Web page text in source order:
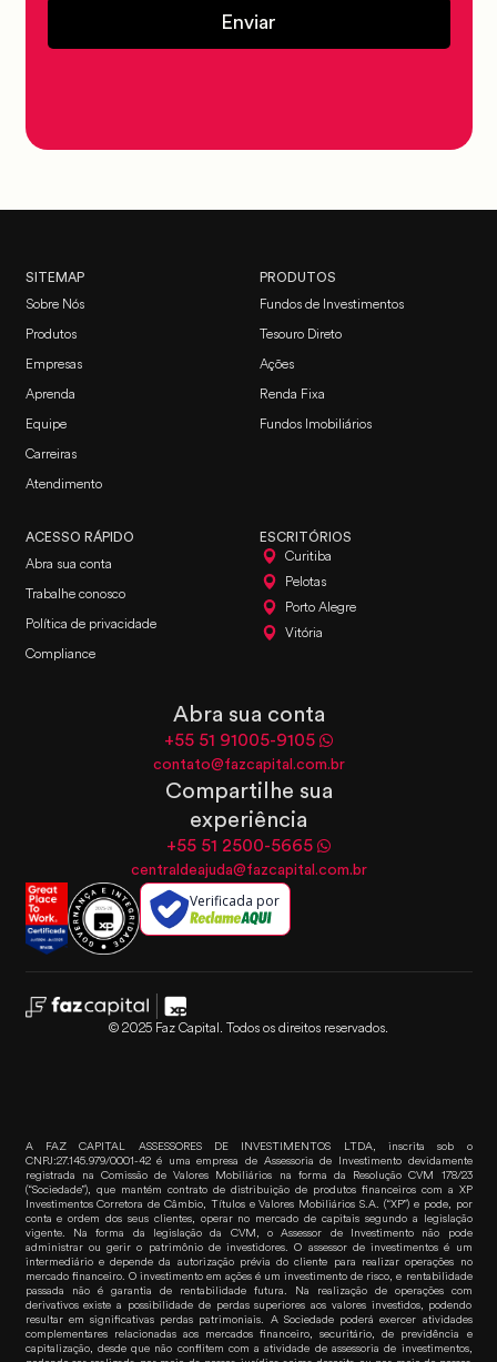
Enviar
SITEMAP
Sobre Nós
Produtos
Empresas
Aprenda
Equipe
Carreiras
Atendimento
PRODUTOS
Fundos de Investimentos
Tesouro Direto
Ações
Renda Fixa
Fundos Imobiliários
ACESSO RÁPIDO
Abra sua conta
Trabalhe conosco
Política de privacidade
Compliance
ESCRITÓRIOS
Curitiba
Pelotas
Porto Alegre
Vitória
Abra sua conta
+55 51 91005-9105
contato@fazcapital.com.br
Compartilhe sua
experiência
+55 51 2500-5665
centraldeajuda@fazcapital.com.br
Verificada por
© 2025 Faz Capital. Todos os direitos reservados.
A FAZ CAPITAL ASSESSORES DE INVESTIMENTOS LTDA, inscrita sob o
CNPJ:27.145.979/0001-42 é uma empresa de Assessoria de Investimento devidamente
registrada na Comissão de Valores Mobiliários na forma da Resolução CVM 178/23
(“Sociedade”), que mantém contrato de distribuição de produtos financeiros com a XP
Investimentos Corretora de Câmbio, Títulos e Valores Mobiliários S.A. (“XP”) e pode, por
conta e ordem dos seus clientes, operar no mercado de capitais segundo a legislação
vigente. Na forma da legislação da CVM, o Assessor de Investimento não pode
administrar ou gerir o patrimônio de investidores. O assessor de investimentos é um
intermediário e depende da autorização prévia do cliente para realizar operações no
mercado financeiro. O investimento em ações é um investimento de risco, e rentabilidade
passada não é garantia de rentabilidade futura. Na realização de operações com
derivativos existe a possibilidade de perdas superiores aos valores investidos, podendo
resultar em significativas perdas patrimoniais. A Sociedade poderá exercer atividades
complementares relacionadas aos mercados financeiro, securitário, de previdência e
capitalização, desde que não conflitem com a atividade de assessoria de investimentos,